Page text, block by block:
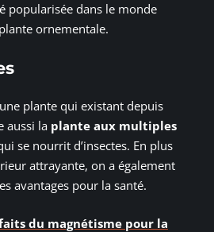
popularisée dans le monde
ornementale.
plante qui existant depuis
aussi la plante aux multiples
se nourrit d’insectes. En plus
attrayante, on a également
avantages pour la santé.
du magnétisme pour la